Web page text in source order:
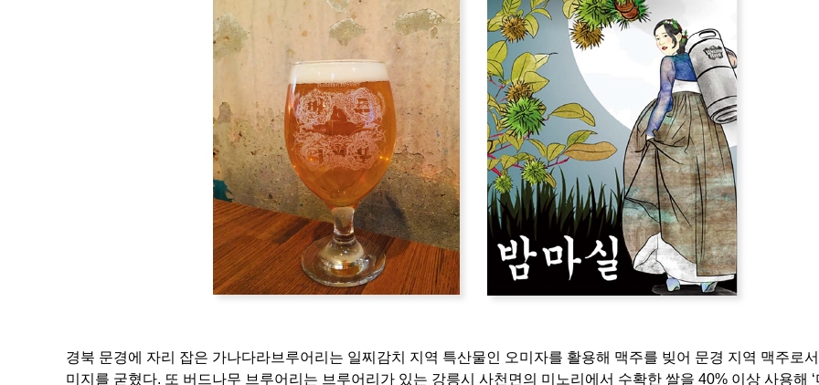
경북 문경에 자리 잡은 가나다라브루어리는 일찌감치 지역 특산물인 오미자를 활용해 맥주를 빚어 문경 지역 맥주로서
미지를 굳혔다. 또 버드나무 브루어리는 브루어리가 있는 강릉시 사천면의 미노리에서 수확한 쌀을 40% 이상 사용해 ‘